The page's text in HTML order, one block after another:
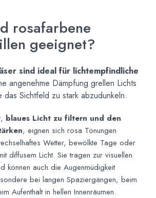
rosafarbene
geeignet?
sind ideal für lichtempfindliche
angenehme Dämpfung grellen Lichts
das Sichtfeld zu stark abzudunkeln.
blaues Licht zu filtern und den
, eignen sich rosa Tönungen
Wetter, bewölkte Tage oder
diffusem Licht. Sie tragen zur visuellen
können auch die Augenmüdigkeit
bei langen Spaziergängen, beim
Aufenthalt in hellen Innenräumen.